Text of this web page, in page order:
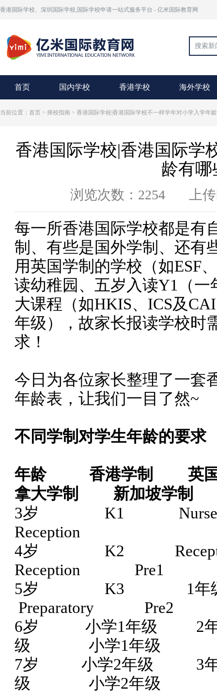
香港国际学校、深圳国际学校,国际学校申请一站式服务平台 - 亿米国际教育网
首页 国内学校 香港学校 海外学校
当前位置：首页 > 择校指南 > 香港国际学校|香港国际学校不一样学年对小学入学年
香港国际学校|香港国际学
龄有哪
浏览次数：2254 上
每一所香港国际学校都是有
制、有些是国外学制、还有
用英国学制的学校（如ESF、
读幼稚园、五岁入读Y1
（
大课程（如HKIS、 ICS及
年级），故家长报读学校时
求！
今日为各位家长整理了一套
年龄表，让我们一目了然~
不同学制对学生年龄的要求
年龄 香港学制
英
拿大学制
新加坡学制
3岁 K1
Reception
4岁 K2
Reception Pre1
5岁 K3 1
Preparatory Pre2
6岁
小学1年级
级 小学1年级
7岁
小学2年级
级 小学2年级